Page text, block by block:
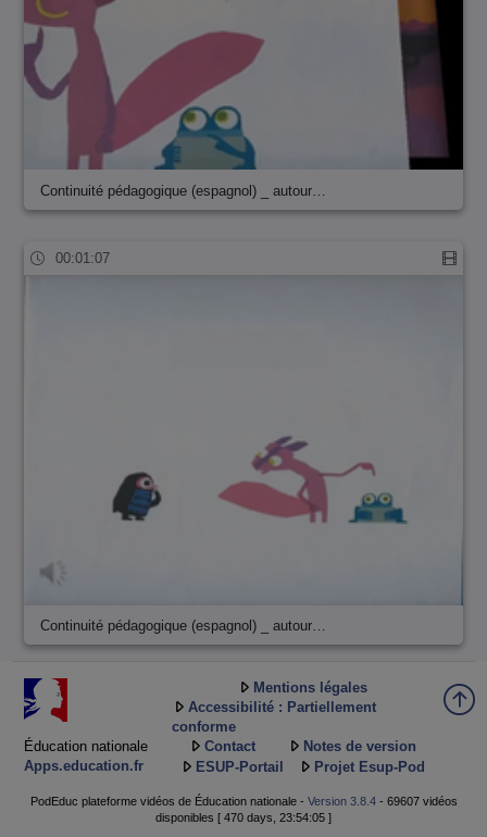
Continuité pédagogique (espagnol) _ autour…
00:01:07
Continuité pédagogique (espagnol) _ autour…
Éducation nationale
Apps.education.fr
Mentions légales
Accessibilité : Partiellement
conforme
Contact
Notes de version
ESUP-Portail
Projet Esup-Pod
PodEduc plateforme vidéos de Éducation nationale - Version 3.8.4- 69607 vidéos
disponibles [ 470 days, 23:54:05 ]